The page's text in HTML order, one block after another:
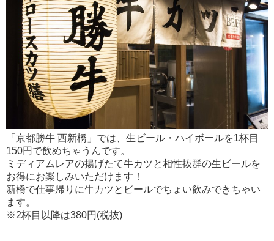
「京都勝牛 西新橋」では、生ビール・ハイボールを1杯目
150円で飲めちゃうんです。
ミディアムレアの揚げたて牛カツと相性抜群の生ビールを
お得にお楽しみいただけます！
新橋で仕事帰りに牛カツとビールでちょい飲みできちゃい
ます。
※2杯目以降は380円(税抜)